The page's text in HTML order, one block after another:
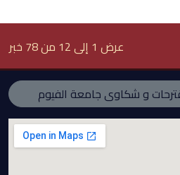
عرض 1 إلى 12 من 78 خبر
و شكاوى جامعة الفيوم